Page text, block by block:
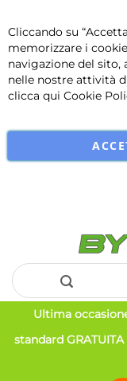
Cliccando su
memorizzare i
navigazione del sito,
nelle nostre attività
clicca qui Cookie
Salta
al
Ultima
standard